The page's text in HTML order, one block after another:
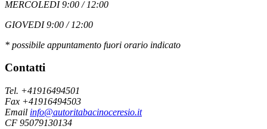
MERCOLEDI 9:00 / 12:00
GIOVEDI 9:00 / 12:00
* possibile appuntamento fuori orario indicato
Contatti
Tel. +41916494501
Fax +41916494503
Email info@autoritabacinoceresio.it
CF 95079130134